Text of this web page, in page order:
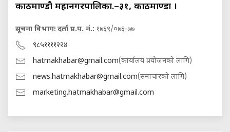
काठमाण्डौ महानगरपालिका.–३१, काठमाण्डौं ।
सूचना विभागः दर्ता प्र.प. नं.: १७६९/०७६-७७
९८५११११२२४
hatmakhabar@gmail.com(कार्यालय प्रयोजनको लागि)
news.hatmakhabar@gmail.com(समाचारको लागि)
marketing.hatmakhabar@gmail.com